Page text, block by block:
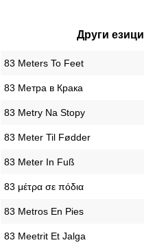
Други езици
‎83 Meters To Feet
‎83 Метра в Крака
‎83 Metry Na Stopy
‎83 Meter Til Fødder
‎83 Meter In Fuß
‎83 μέτρα σε πόδια
‎83 Metros En Pies
‎83 Meetrit Et Jalga